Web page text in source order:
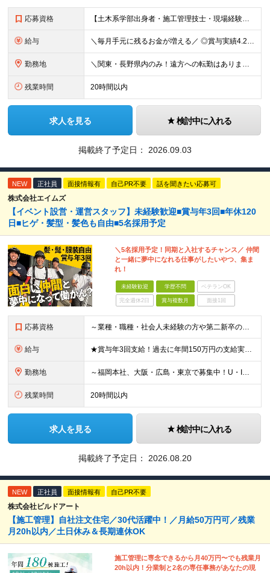
応募資格 【土木系学部出身者・施工管理技士・現場経験者優遇！】 ■高卒以上 ■普通自動車運転免許（AT限定可）をお持ちの方 《 下記いずれかに該当する方歓迎 》 ◎土木系学科を卒業された方 ◎1・2級土木／
給与 ＼毎月手元に残るお金が増える／ ◎賞与実績4.25ヶ月分（年間120万円～140万円以上の支給実績あり） ◎家賃・駐車場代の最大8割を会社が負担！家計の支出を大幅にカット ◎残業代は1分単位（合計1時
勤務地 ＼関東・長野県内のみ！遠方への転勤はありません／ ★全事業所がIC近く！マイカーで快適に通勤可能です ★引越し費用や単身赴任時の家賃・家具家電の賃料も全額負担 ◎京浜事業所 神奈川県横浜市都筑区
残業時間 20時間以内
求人を見る 検討中に入れる
掲載終了予定日： 2026.09.03
NEW 正社員 面接情報有 自己PR不要 話を聞きたい応募可
株式会社エイムズ
【イベント設営・運営スタッフ】未経験歓迎■賞与年3回■年休120
日■ヒゲ・髪型・髪色も自由■5名採用予定
＼5名採用予定！同期と入社するチャンス／ 仲間
と一緒に夢中になれる仕事がしたいやつ、集ま
れ！
未経験歓迎 学歴不問 ベテランOK
完全週休2日 賞与複数月 面接1回
応募資格 ～業種・職種・社会人未経験の方や第二新卒の方も歓迎！～ ■学歴不問 ■35歳以下※若年層の長期キャリア形成を図るため ＼意欲重視の人物採用！ こんな方をお待ちしています／ ■チームでやり遂げる仕事が
給与 ★賞与年3回支給！過去に年間150万円の支給実績あり ★入社後も、経歴・年齢に関係なくスキル・能力に応じて年収UPが可能！ 現場で新入社員の教育係ができるレベルで月給30万円、支店長クラス（スタッフ
勤務地 ～福岡本社、大阪・広島・東京で募集中！U・Iターン大歓迎！～ ■福岡本社 ★「博多駅」より徒歩5分！ 福岡県福岡市博多区博多駅東2-5-21 博多プラザビル6F ※(変更の範囲)なし ■大阪支店
残業時間 20時間以内
求人を見る 検討中に入れる
掲載終了予定日： 2026.08.20
NEW 正社員 面接情報有 自己PR不要
株式会社ビルドアート
【施工管理】自社注文住宅／30代活躍中！／月給50万円可／残業
月20h以内／土日休み＆長期連休OK
施工管理に専念できるから月40万円〜でも残業月
20h以内！分業制と2名の専任事務があなたの現